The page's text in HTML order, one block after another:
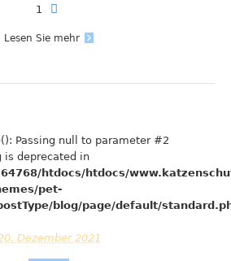
1
Lesen Sie mehr
Passing null to parameter #2
is deprecated in
htdocs/htdocs/
pet-
blog/page/default/
Dezember 2021